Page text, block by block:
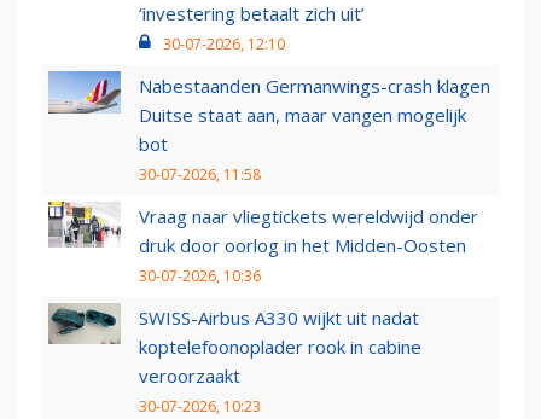
‘investering betaalt zich uit’
30-07-2026, 12:10
Nabestaanden Germanwings-crash klagen
Duitse staat aan, maar vangen mogelijk
bot
30-07-2026, 11:58
Vraag naar vliegtickets wereldwijd onder
druk door oorlog in het Midden-Oosten
30-07-2026, 10:36
SWISS-Airbus A330 wijkt uit nadat
koptelefoonoplader rook in cabine
veroorzaakt
30-07-2026, 10:23